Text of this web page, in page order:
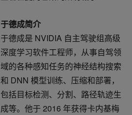
于德成简介
于德成是 NVIDIA 自主驾驶组高级
深度学习软件工程师，从事自驾领
域的各种感知任务的神经结构搜索
和 DNN 模型训练、压缩和部署，
包括目标检测、分割、路径轨迹生
成等。他于 2016 年获得卡内基梅